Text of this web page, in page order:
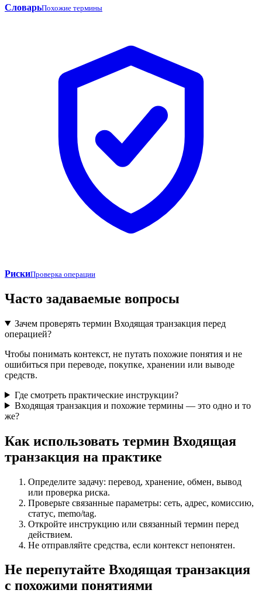
СловарьПохожие термины
РискиПроверка операции
Часто задаваемые вопросы
Зачем проверять термин Входящая транзакция перед
операцией?
Чтобы понимать контекст, не путать похожие понятия и не
ошибиться при переводе, покупке, хранении или выводе
средств.
Где смотреть практические инструкции?
Входящая транзакция и похожие термины — это одно и то
же?
Как использовать термин Входящая
транзакция на практике
Определите задачу: перевод, хранение, обмен, вывод
или проверка риска.
Проверьте связанные параметры: сеть, адрес, комиссию,
статус, memo/tag.
Откройте инструкцию или связанный термин перед
действием.
Не отправляйте средства, если контекст непонятен.
Не перепутайте Входящая транзакция
с похожими понятиями